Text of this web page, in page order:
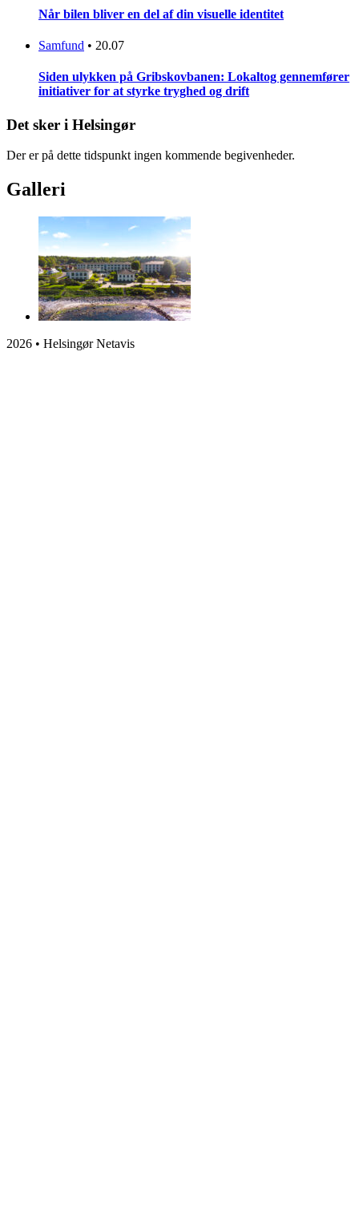
Når bilen bliver en del af din visuelle identitet
Samfund • 20.07
Siden ulykken på Gribskovbanen: Lokaltog gennemfører
initiativer for at styrke tryghed og drift
Det sker i Helsingør
Der er på dette tidspunkt ingen kommende begivenheder.
Galleri
2026 • Helsingør Netavis